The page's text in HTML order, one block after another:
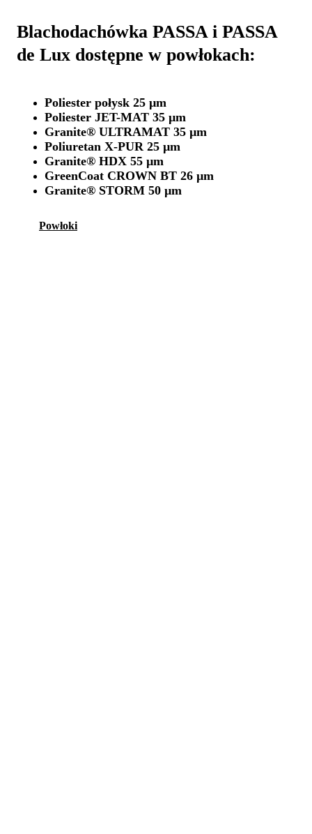
Blachodachówka PASSA i PASSA
de Lux dostępne w powłokach:
Poliester połysk 25 µm
Poliester JET-MAT 35 µm
Granite® ULTRAMAT 35 µm
Poliuretan X-PUR 25 µm
Granite® HDX 55 µm
GreenCoat CROWN BT 26 µm
Granite® STORM 50 µm
Powłoki